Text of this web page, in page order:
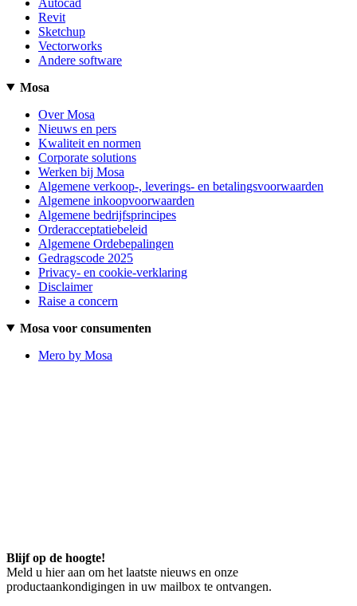
Revit
Sketchup
Vectorworks
Andere software
Mosa
Over Mosa
Nieuws en pers
Kwaliteit en normen
Corporate solutions
Werken bij Mosa
Algemene verkoop-, leverings- en betalingsvoorwaarden
Algemene inkoopvoorwaarden
Algemene bedrijfsprincipes
Orderacceptatiebeleid
Algemene Ordebepalingen
Gedragscode 2025
Privacy- en cookie-verklaring
Disclaimer
Raise a concern
Mosa voor consumenten
Mero by Mosa
Blijf op de hoogte!
Meld u hier aan om het laatste nieuws en onze
productaankondigingen in uw mailbox te ontvangen.